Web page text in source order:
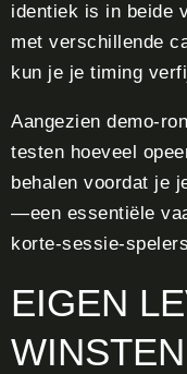
identiek is in beide
met verschillende
kun je je timing
Aangezien
testen hoeveel
behalen voordat je
—een essentiële
EIGEN